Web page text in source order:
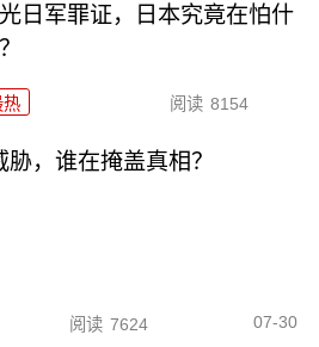
日军罪证，日本究竟在怕什
热 阅读 8154
，谁在掩盖真相？
阅读 7624 07-30